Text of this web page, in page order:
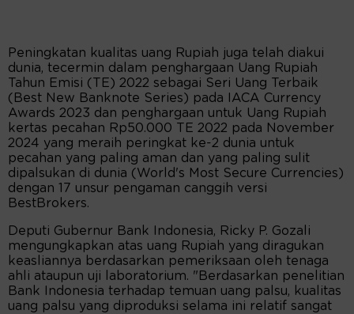
Peningkatan kualitas uang Rupiah juga telah diakui
dunia, tecermin dalam penghargaan Uang Rupiah
Tahun Emisi (TE) 2022 sebagai Seri Uang Terbaik
(Best New Banknote Series) pada IACA Currency
Awards 2023 dan penghargaan untuk Uang Rupiah
kertas pecahan Rp50.000 TE 2022 pada November
2024 yang meraih peringkat ke-2 dunia untuk
pecahan yang paling aman dan yang paling sulit
dipalsukan di dunia (World's Most Secure Currencies)
dengan 17 unsur pengaman canggih versi
BestBrokers.
Deputi Gubernur Bank Indonesia, Ricky P. Gozali
mengungkapkan atas uang Rupiah yang diragukan
keasliannya berdasarkan pemeriksaan oleh tenaga
ahli ataupun uji laboratorium. "Berdasarkan penelitian
Bank Indonesia terhadap temuan uang palsu, kualitas
uang palsu yang diproduksi selama ini relatif sangat